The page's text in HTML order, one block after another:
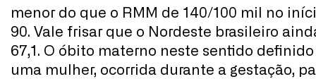
menor do que o RMM de 140/100 mil no
90. Vale frisar que o Nordeste brasileiro
67,1. O óbito materno neste sentido
uma mulher, ocorrida durante a gestação,